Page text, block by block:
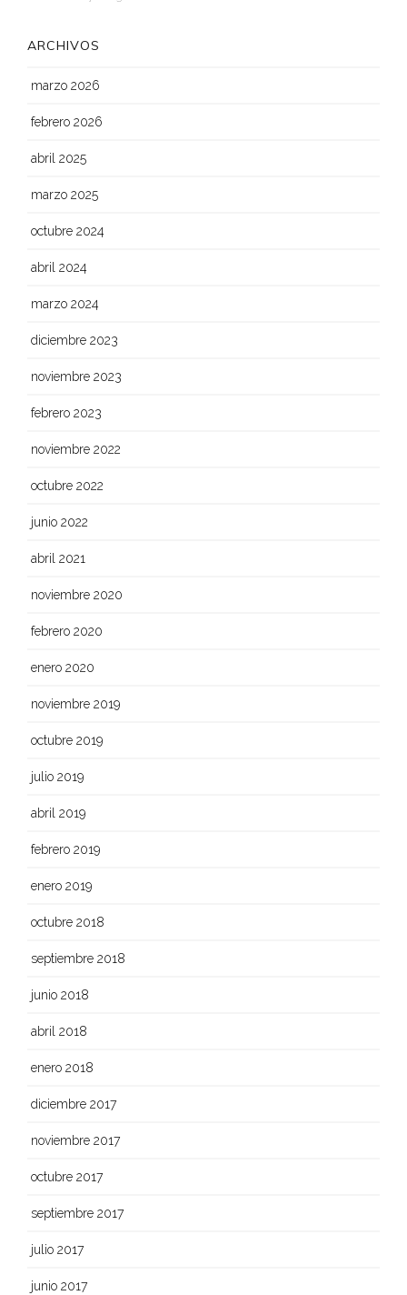
ARCHIVOS
marzo 2026
febrero 2026
abril 2025
marzo 2025
octubre 2024
abril 2024
marzo 2024
diciembre 2023
noviembre 2023
febrero 2023
noviembre 2022
octubre 2022
junio 2022
abril 2021
noviembre 2020
febrero 2020
enero 2020
noviembre 2019
octubre 2019
julio 2019
abril 2019
febrero 2019
enero 2019
octubre 2018
septiembre 2018
junio 2018
abril 2018
enero 2018
diciembre 2017
noviembre 2017
octubre 2017
septiembre 2017
julio 2017
junio 2017